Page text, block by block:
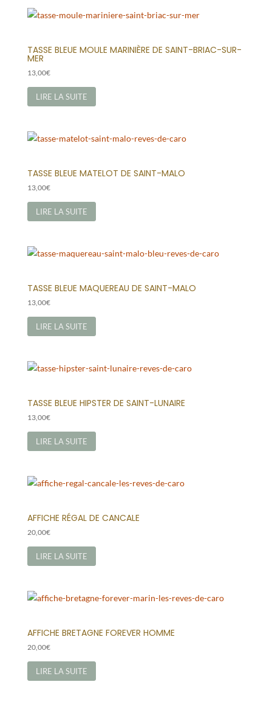
TASSE BLEUE MOULE MARINIÈRE DE SAINT-BRIAC-SUR-
MER
13,00€
LIRE LA SUITE
TASSE BLEUE MATELOT DE SAINT-MALO
13,00€
LIRE LA SUITE
TASSE BLEUE MAQUEREAU DE SAINT-MALO
13,00€
LIRE LA SUITE
TASSE BLEUE HIPSTER DE SAINT-LUNAIRE
13,00€
LIRE LA SUITE
AFFICHE RÉGAL DE CANCALE
20,00€
LIRE LA SUITE
AFFICHE BRETAGNE FOREVER HOMME
20,00€
LIRE LA SUITE